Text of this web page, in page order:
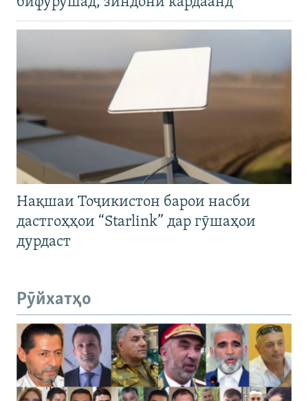
Нақшаи Тоҷикистон барои насби
дастгоҳҳои “Starlink” дар гӯшаҳои
дурдаст
Рӯйхатҳо